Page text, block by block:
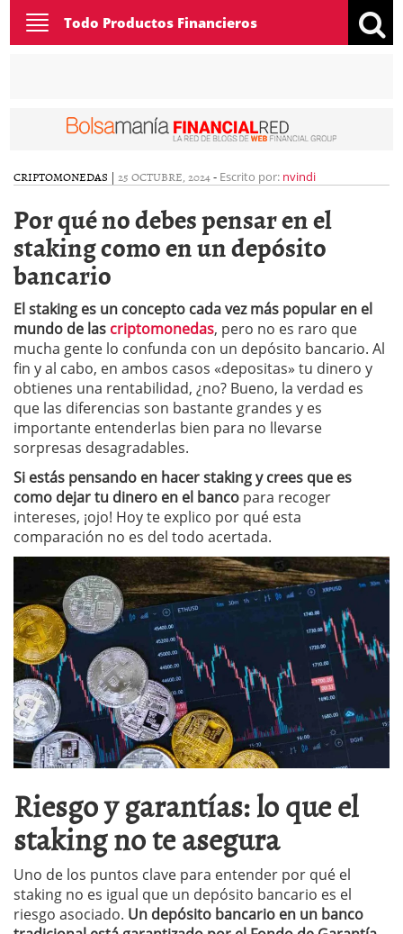
Toggle
navigation
Todo Productos Financieros
CRIPTOMONEDAS | 25 OCTUBRE, 2024- Escrito por: nvindi
Por qué no debes pensar en el
staking como en un depósito
bancario
El staking es un concepto cada vez más popular en el
mundo de las criptomonedas, pero no es raro que
mucha gente lo confunda con un depósito bancario. Al
fin y al cabo, en ambos casos «depositas» tu dinero y
obtienes una rentabilidad, ¿no? Bueno, la verdad es
que las diferencias son bastante grandes y es
importante entenderlas bien para no llevarse
sorpresas desagradables.
Si estás pensando en hacer staking y crees que es
como dejar tu dinero en el banco para recoger
intereses, ¡ojo! Hoy te explico por qué esta
comparación no es del todo acertada.
Riesgo y garantías: lo que el
staking no te asegura
Uno de los puntos clave para entender por qué el
staking no es igual que un depósito bancario es el
riesgo asociado. Un depósito bancario en un banco